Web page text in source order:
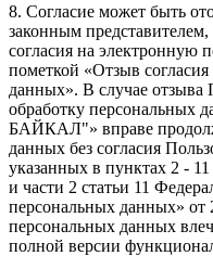
8. Согласие может быть
законным
согласия на электронную
пометкой «Отзыв
данных». В случае отзыва
обработку персональных
БАЙКАЛ"» вправе
данных без согласия
указанных в пунктах 2 - 11
и части 2 статьи 11
персональных данных» от
персональных данных
полной версии